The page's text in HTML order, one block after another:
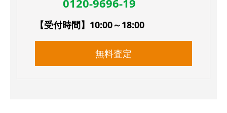
【受付時間】10:00～18:00
無料査定